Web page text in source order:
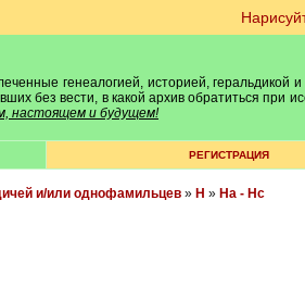
генеалогией, историей, геральдикой
без вести, в какой архив обратиться при
настоящем и будущем!
РЕГИСТРАЦИЯ
и/или однофамильцев» Н » На - Нс